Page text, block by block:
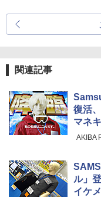
関連記事
復活、
マネ
施
AKIBA
ル」登
イケ